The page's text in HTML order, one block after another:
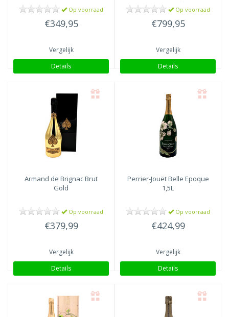
Op voorraad
€349,95
Vergelijk
Details
Op voorraad
€799,95
Vergelijk
Details
Armand de Brignac Brut
Gold
Op voorraad
€379,99
Vergelijk
Details
Perrier-JouëtBelle Epoque
1,5L
Op voorraad
€424,99
Vergelijk
Details